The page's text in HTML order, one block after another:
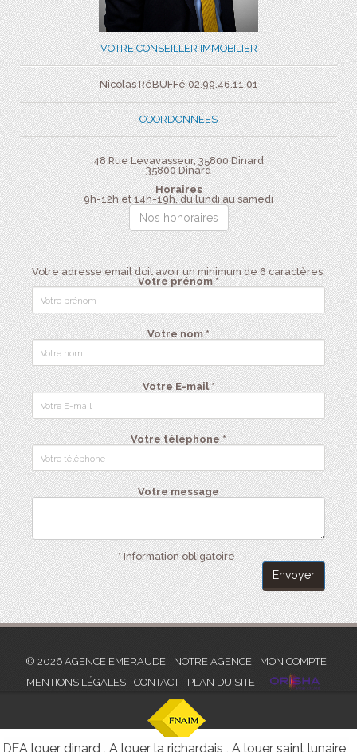
VOTRE CONSEILLER IMMOBILIER
Nicolas RéBUFFé 02.99.46.11.01
COORDONNÉES
48 Rue Levavasseur, 35800 Dinard
35800 Dinard
Horaires
9h-12h et 14h-19h, du lundi au samedi
Nos honoraires
Votre adresse email doit avoir un minimum de 6 caractères.
Votre prénom *
Votre nom *
Votre E-mail *
Votre téléphone *
Votre message
* Information obligatoire
Envoyer
© 2026 AGENCE EMERAUDE NOTRE AGENCE
MON COMPTE
MENTIONS LÉGALES
CONTACT PLAN DU SITE
dinard ,A louer la richardais ,A louer saint lunaire ,A louer